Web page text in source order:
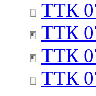
ТТК
ТТК
ТТК
ТТК